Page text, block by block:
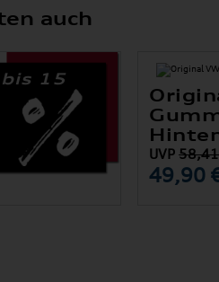
auch
bis 15
/
UVP58,41
49,90